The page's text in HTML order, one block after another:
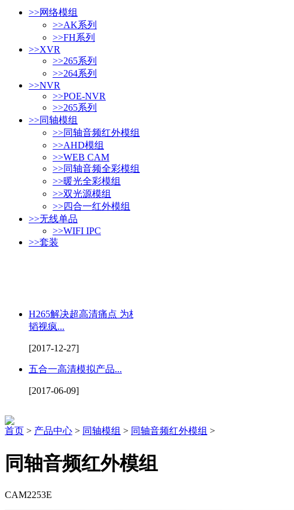
>>网络模组
>>AK系列
>>FH系列
>>XVR
>>265系列
>>264系列
>>NVR
>>POE-NVR
>>265系列
>>同轴模组
>>同轴音频红外模组
>>AHD模组
>>WEB CAM
>>同轴音频全彩模组
>>暖光全彩模组
>>双光源模组
>>四合一红外模组
>>无线单品
>>WIFI IPC
>>套装
H265解决超高清痛点 为杭州
韬视疯...
[2017-12-27]
五合一高清模拟产品...
[2017-06-09]
首页 > 产品中心 > 同轴模组 > 同轴音频红外模组 >
同轴音频红外模组
CAM2253E